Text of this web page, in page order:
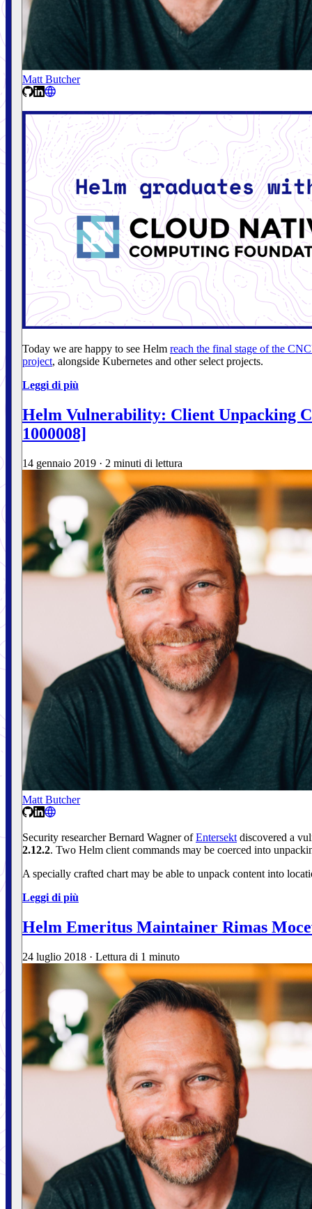
Matt Butcher
Today we are happy to see Helm reach the final stage of the
project, alongside Kubernetes and other select projects.
Leggi di più
Helm Vulnerability: Client Unpacking
1000008]
14 gennaio 2019 · 2 minuti di lettura
Matt Butcher
Security researcher Bernard Wagner ofEntersekt discovered a
2.12.2. Two Helm client commands may be coerced into
A specially crafted chart may be able to unpack content into
Leggi di più
Helm Emeritus Maintainer Rimas
24 luglio 2018 · Lettura di 1 minuto